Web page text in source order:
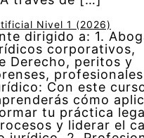
Nivel 1 (2026)
dirigido a: 1.
corporativos,
Derecho, peritos y
Con este
cómo
tu práctica
y liderar el